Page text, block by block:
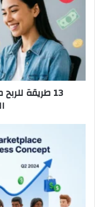
للربح
من
توك:
دليلك
الشامل
لتحويل
المشاهدات13 طريقة
(Facebook